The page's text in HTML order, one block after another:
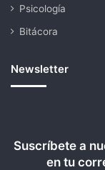
Psicología
Bitácora
Newsletter
Suscríbete a
en tu